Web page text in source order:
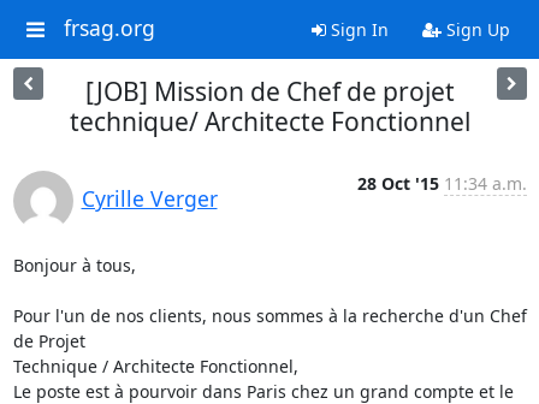
frsag.org Sign In Sign Up
[JOB] Mission de Chef de projet
technique/ Architecte Fonctionnel
Cyrille Verger
28 Oct '15 11:34 a.m.
Bonjour à tous,
Pour l'un de nos clients, nous sommes à la recherche d'un Chef
de Projet
Technique / Architecte Fonctionnel,
Le poste est à pourvoir dans Paris chez un grand compte et le